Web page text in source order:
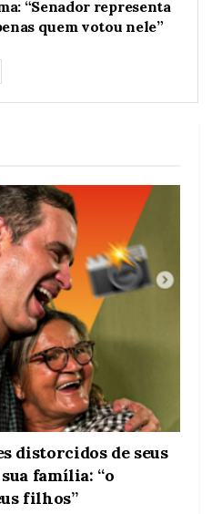
“Senador representa
quem votou nele”
distorcidos de seus
família: “o
filhos”